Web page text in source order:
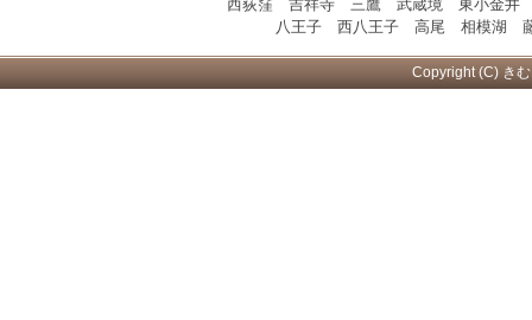
西荻窪 吉祥寺 三鷹 武蔵境 東小金
八王子 西八王子 高尾 相模湖
Copyright (C) き